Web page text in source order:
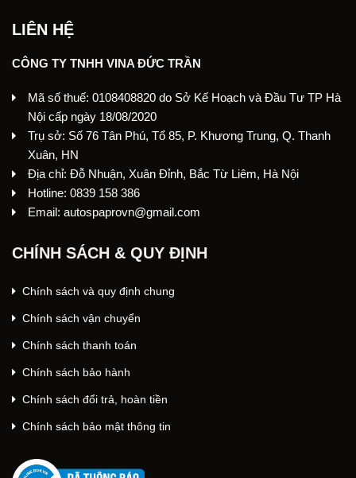
LIÊN HỆ
CÔNG TY TNHH VINA ĐỨC TRẦN
Mã số thuế: 0108408820 do Sở Kế Hoạch và Đầu Tư TP Hà
Nội cấp ngày 18/08/2020
Trụ sở: Số 76 Tân Phú, Tổ 85, P. Khương Trung, Q. Thanh
Xuân, HN
Địa chỉ: Đỗ Nhuận, Xuân Đỉnh, Bắc Từ Liêm, Hà Nội
Hotline: 0839 158 386
Email: autospaprovn@gmail.com
CHÍNH SÁCH & QUY ĐỊNH
Chính sách và quy định chung
Chính sách vận chuyển
Chính sách thanh toán
Chính sách bảo hành
Chính sách đổi trả, hoàn tiền
Chính sách bảo mật thông tin